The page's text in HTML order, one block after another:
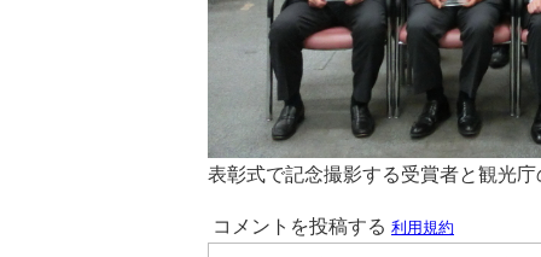
表彰式で記念撮影する受賞者と観光庁